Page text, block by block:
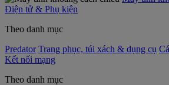
Điện tử & Phụ kiện
Theo danh mục
Predator Trang phục, túi xách & dụng cụ
Kết nối mạng
Theo danh mục